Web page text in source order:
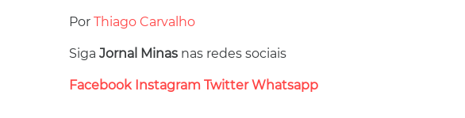
Por Thiago Carvalho
Siga Jornal Minas nas redes sociais
Facebook Instagram Twitter Whatsapp